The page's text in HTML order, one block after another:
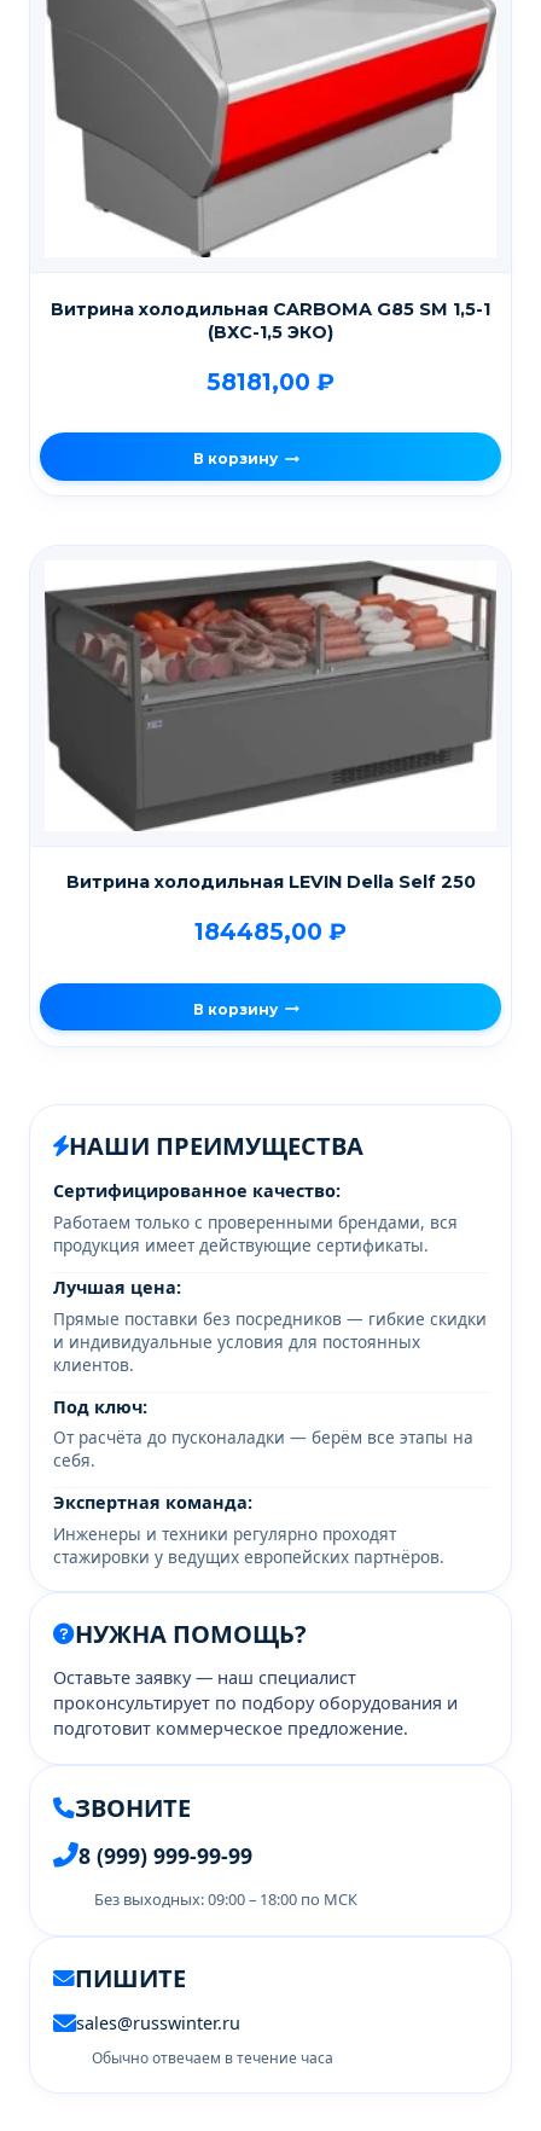
Витрина холодильная CARBOMA G85 SM 1,5-1
(ВХС-1,5 ЭКО)
58181,00 ₽
В корзину
Витрина холодильная LEVIN Della Self 250
184485,00 ₽
В корзину
НАШИ ПРЕИМУЩЕСТВА
Сертифицированное качество:
Работаем только с проверенными брендами, вся
продукция имеет действующие сертификаты.
Лучшая цена:
Прямые поставки без посредников — гибкие скидки
и индивидуальные условия для постоянных
клиентов.
Под ключ:
От расчёта до пусконаладки — берём все этапы на
себя.
Экспертная команда:
Инженеры и техники регулярно проходят
стажировки у ведущих европейских партнёров.
НУЖНА ПОМОЩЬ?
Оставьте заявку — наш специалист
проконсультирует по подбору оборудования и
подготовит коммерческое предложение.
ЗВОНИТЕ
8 (999) 999-99-99
Без выходных: 09:00 – 18:00 по МСК
ПИШИТЕ
sales@russwinter.ru
Обычно отвечаем в течение часа